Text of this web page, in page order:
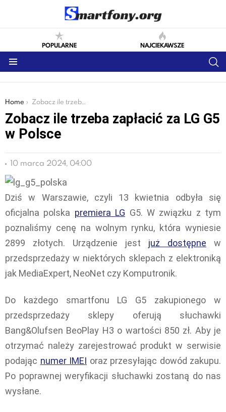
POPULARNE NAJCIEKAWSZE
You are here:
Home Zobacz ile trzeba zapłacić za LG G5 w Polsce
Zobacz ile trzeba zapłacić za LG G5
w Polsce
10 marca 2024, 04:00
Dziś w Warszawie, czyli 13 kwietnia odbyła się
oficjalna polska premiera LG G5. W związku z tym
poznaliśmy cenę na wolnym rynku, która wyniesie
2899 złotych. Urządzenie jest już dostępne w
przedsprzedaży w niektórych sklepach z elektroniką
jak MediaExpert, NeoNet czy Komputronik.
Do każdego smartfonu LG G5 zakupionego w
przedsprzedaży sklepy oferują słuchawki
Bang&Olufsen BeoPlay H3 o wartości 850 zł. Aby je
otrzymać należy zarejestrować produkt w serwisie
podając numer IMEI oraz przesyłając dowód zakupu.
Po poprawnej weryfikacji słuchawki zostaną do nas
wysłane.